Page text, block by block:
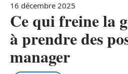
16 décembre 2025
Ce qui freine la
à prendre des
manager